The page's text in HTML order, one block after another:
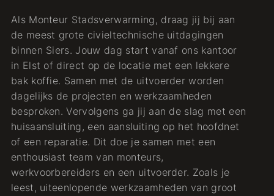
Als Monteur Stadsverwarming, draag jij bij aan
de meest grote civieltechnische uitdagingen
binnen Siers. Jouw dag start vanaf ons kantoor
in Elst of direct op de locatie met een lekkere
bak koffie. Samen met de uitvoerder worden
dagelijks de projecten en werkzaamheden
besproken. Vervolgens ga jij aan de slag met een
huisaansluiting, een aansluiting op het hoofdnet
of een reparatie. Dit doe je samen met een
enthousiast team van monteurs,
werkvoorbereiders en een uitvoerder. Zoals je
leest, uiteenlopende werkzaamheden van groot